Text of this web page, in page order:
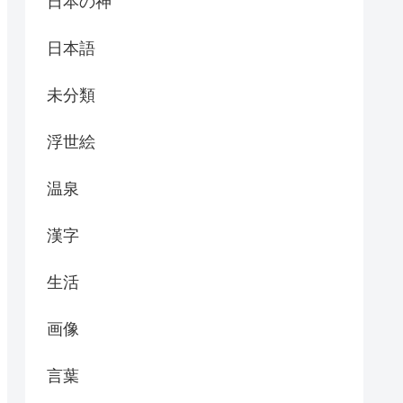
日本語
未分類
浮世絵
温泉
漢字
生活
画像
言葉